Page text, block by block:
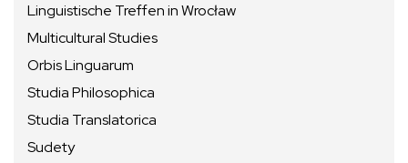
Linguistische Treffen in Wrocław
Multicultural Studies
Orbis Linguarum
Studia Philosophica
Studia Translatorica
Sudety